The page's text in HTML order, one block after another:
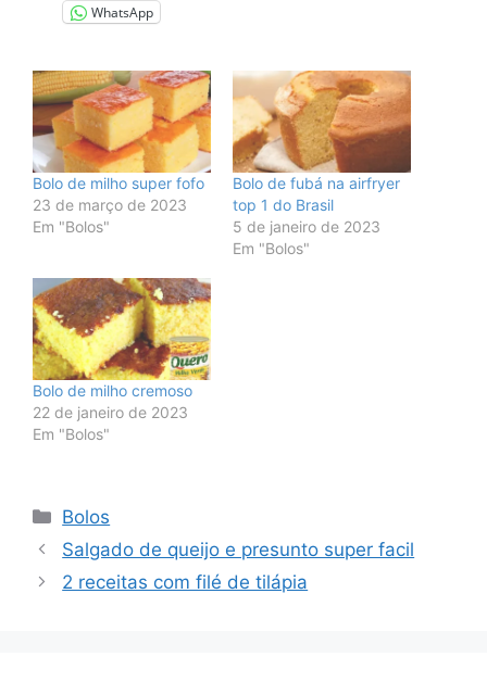
WhatsApp
Bolo de milho super fofo
23 de março de 2023
Em "Bolos"
Bolo de fubá na airfryer
top 1 do Brasil
5 de janeiro de 2023
Em "Bolos"
Bolo de milho cremoso
22 de janeiro de 2023
Em "Bolos"
Categorias
Bolos
Salgado de queijo e presunto super facil
2 receitas com filé de tilápia